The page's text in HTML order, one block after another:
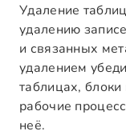
Удаление
удалению
и связанных
удалением
таблицах,
рабочие
неё.